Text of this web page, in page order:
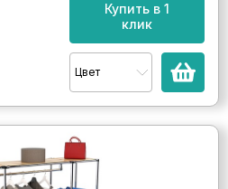
Купить в 1
клик
Цвет